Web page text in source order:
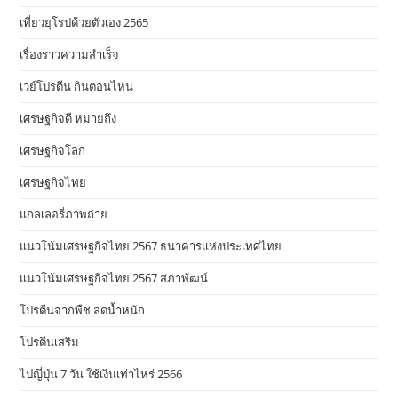
เที่ยวยุโรปด้วยตัวเอง 2565
เรื่องราวความสำเร็จ
เวย์โปรตีน กินตอนไหน
เศรษฐกิจดี หมายถึง
เศรษฐกิจโลก
เศรษฐกิจไทย
แกลเลอรี่ภาพถ่าย
แนวโน้มเศรษฐกิจไทย 2567 ธนาคารแห่งประเทศไทย
แนวโน้มเศรษฐกิจไทย 2567 สภาพัฒน์
โปรตีนจากพืช ลดน้ำหนัก
โปรตีนเสริม
ไปญี่ปุ่น 7 วัน ใช้เงินเท่าไหร่ 2566